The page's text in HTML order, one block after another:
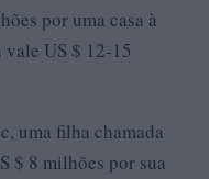
por uma casa à
US $ 12-15
uma filha chamada
$ 8 milhões por sua